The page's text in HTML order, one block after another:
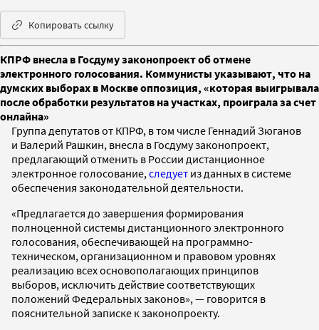
Копировать ссылку
КПРФ внесла в Госдуму законопроект об отмене
электронного голосования. Коммунисты указывают, что на
думских выборах в Москве оппозиция, «которая выигрывала
после обработки результатов на участках, проиграла за счет
онлайна»
Группа депутатов от КПРФ, в том числе Геннадий Зюганов
и Валерий Рашкин, внесла в Госдуму законопроект,
предлагающий отменить в России дистанционное
электронное голосование, следует из данных в системе
обеспечения законодательной деятельности.
«Предлагается до завершения формирования
полноценной системы дистанционного электронного
голосования, обеспечивающей на программно-
техническом, организационном и правовом уровнях
реализацию всех основополагающих принципов
выборов, исключить действие соответствующих
положений Федеральных законов», — говорится в
пояснительной записке к законопроекту.